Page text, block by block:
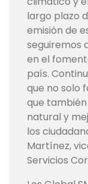
largo plazo
emisión de
seguiremos
en el
país.
que no solo
que
natural y
los
Martínez,
Servicios